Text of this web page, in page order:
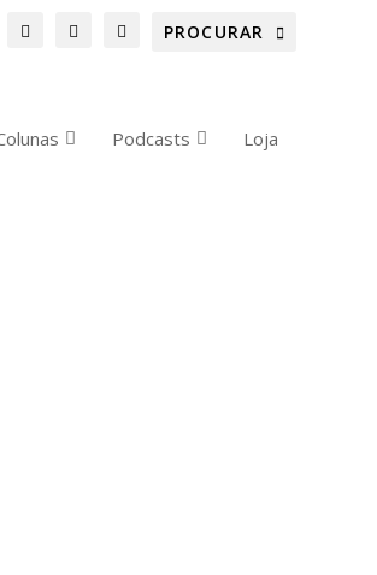
Podcasts Loja